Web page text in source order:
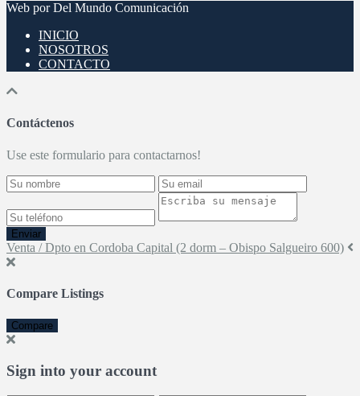
Web por Del Mundo Comunicación
INICIO
NOSOTROS
CONTACTO
Contáctenos
Use este formulario para contactarnos!
Enviar
Venta / Dpto en Cordoba Capital (2 dorm – Obispo Salgueiro 600)
Compare Listings
Compare
Sign into your account